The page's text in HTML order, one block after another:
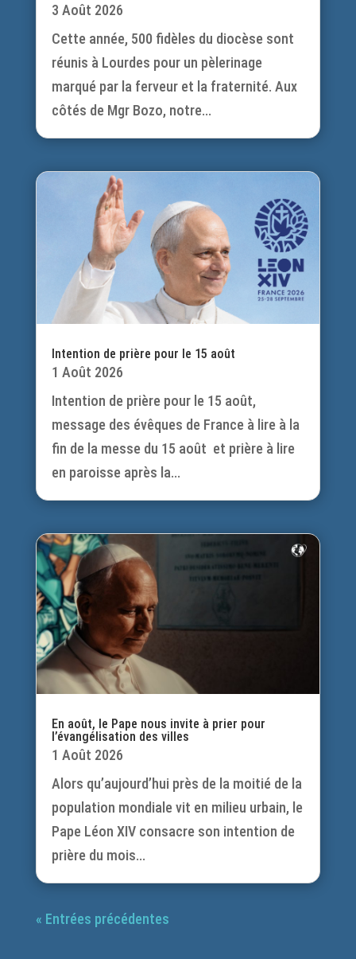
3 Août 2026
Cette année, 500 fidèles du diocèse sont
réunis à Lourdes pour un pèlerinage
marqué par la ferveur et la fraternité. Aux
côtés de Mgr Bozo, notre...
Intention de prière pour le 15 août
1 Août 2026
Intention de prière pour le 15 août,
message des évêques de France à lire à la
fin de la messe du 15 août et prière à lire
en paroisse après la...
En août, le Pape nous invite à prier pour
l’évangélisation des villes
1 Août 2026
Alors qu’aujourd’hui près de la moitié de la
population mondiale vit en milieu urbain, le
Pape Léon XIV consacre son intention de
prière du mois...
« Entrées précédentes